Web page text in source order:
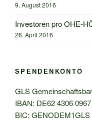
9. August 2016
Investoren pro OHE-
26. April 2016
SPENDENKONTO
GLS
IBAN: DE62 4306
BIC: GENODEM1GLS